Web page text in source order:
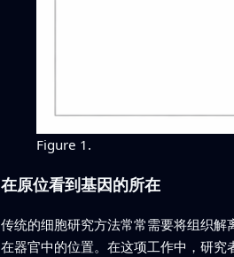
Figure 1.
在原位看到基因的所在
传统的细胞研究方法常常需要将组织
在器官中的位置。在这项工作中，研